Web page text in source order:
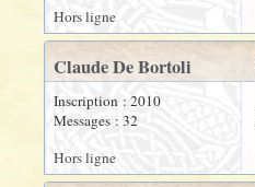
Hors ligne
Claude De Bortoli
Inscription : 2010
Messages : 32
Hors ligne